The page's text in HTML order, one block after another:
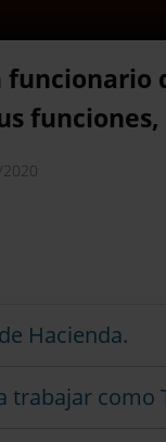
Hacienda.
trabajar como